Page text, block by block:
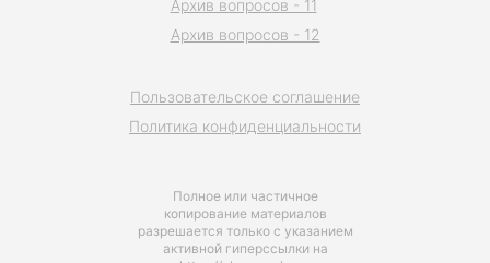
Полное или частичное
копирование материалов
разрешается только с указанием
активной гиперссылки на
Пользовательское соглашение
Политика конфиденциальности
Архив вопросов - 11
Архив вопросов - 12